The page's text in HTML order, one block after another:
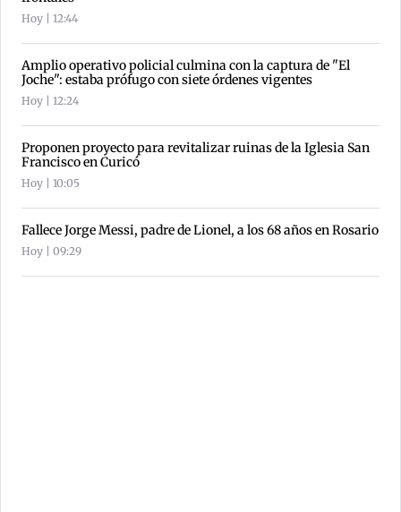
Hoy | 12:44
Amplio operativo policial culmina con la captura de "El
Joche": estaba prófugo con siete órdenes vigentes
Hoy | 12:24
Proponen proyecto para revitalizar ruinas de la Iglesia San
Francisco en Curicó
Hoy | 10:05
Fallece Jorge Messi, padre de Lionel, a los 68 años en Rosario
Hoy | 09:29